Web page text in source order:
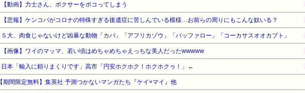
【動画】力士さん、ボクサーをボコってしまう
【悲報】ケンコバがコロナの特殊すぎる後遺症に苦しんでいる模様…お前らの周りにもこんな奴いる？
５大、肉食じゃないけど凶暴な動物「カバ」「アフリカゾウ」「バッファロー」「コーカサスオオカブト」
【画像】ワイのマッマ、若い頃はめちゃめちゃえっちな美人だったwwwww
日本「輸入に頼りまくりです」高市「円安ホクホク！ホクホクゥ！」←
【期間限定無料】集英社 予測つかないマンガたち『ケイ×マイ』他